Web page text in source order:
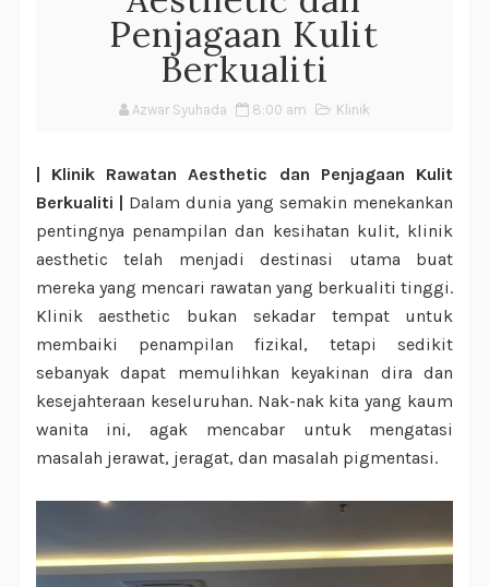
Penjagaan Kulit
Berkualiti
Azwar Syuhada 8:00 am Klinik
| Klinik Rawatan Aesthetic dan Penjagaan Kulit
Berkualiti | Dalam dunia yang semakin menekankan
pentingnya penampilan dan kesihatan kulit, klinik
aesthetic telah menjadi destinasi utama buat
mereka yang mencari rawatan yang berkualiti tinggi.
Klinik aesthetic bukan sekadar tempat untuk
membaiki penampilan fizikal, tetapi sedikit
sebanyak dapat memulihkan keyakinan dira dan
kesejahteraan keseluruhan. Nak-nak kita yang kaum
wanita ini, agak mencabar untuk mengatasi
masalah jerawat, jeragat, dan masalah pigmentasi.